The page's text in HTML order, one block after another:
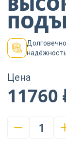
Цена
11760
1